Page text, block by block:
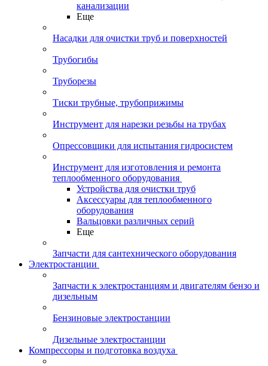
канализации
Еще
Насадки для очистки труб и поверхностей
Трубогибы
Труборезы
Тиски трубные, трубоприжимы
Инструмент для нарезки резьбы на трубах
Опрессовщики для испытания гидросистем
Инструмент для изготовления и ремонта
теплообменного оборудования
Устройства для очистки труб
Аксессуары для теплообменного
оборудования
Вальцовки различных серий
Еще
Запчасти для сантехнического оборудования
Электростанции
Запчасти к электростанциям и двигателям бензо и
дизельным
Бензиновые электростанции
Дизельные электростанции
Компрессоры и подготовка воздуха